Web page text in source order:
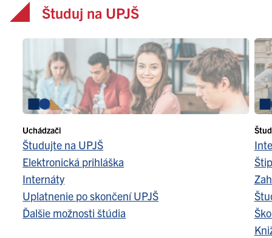
Študuj na UPJŠ
Uchádzači
Študujte na UPJŠ
Elektronická prihláška
Internáty
Uplatnenie po skončení UPJŠ
Ďalšie možnosti štúdia